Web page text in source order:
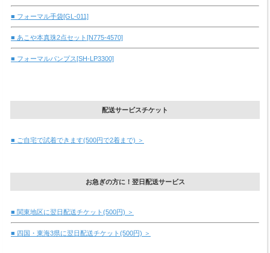
■ フォーマル手袋[GL-011]
■ あこや本真珠2点セット[N775-4570]
■ フォーマルパンプス[SH-LP3300]
配送サービスチケット
■ ご自宅で試着できます(500円で2着まで) ＞
お急ぎの方に！翌日配送サービス
■ 関東地区に翌日配送チケット(500円) ＞
■ 四国・東海3県に翌日配送チケット(500円) ＞